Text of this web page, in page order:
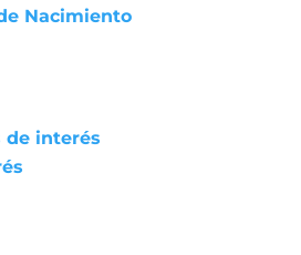
Nacimiento
de interés